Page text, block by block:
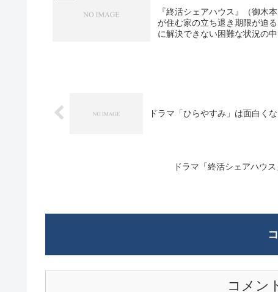
『終活シェアハウス』（御木
が住む家の立ち退き期限が迫
に解決できない困難な状況の
ドラマ「ひらやすみ」は面白く
ドラマ「終活シェアハウ
コメン